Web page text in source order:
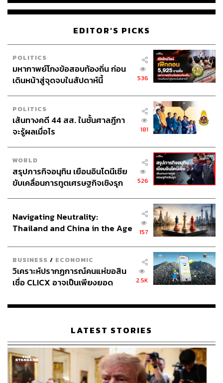
EDITOR'S PICKS
POLITICS
มหากาพย์โกงข้อสอบท้องถิ่น ก่อน
เดินหน้าสู่จุดจบในสัปดาห์นี้
536
POLITICS
เส้นทางคดี 44 สส. ในชั้นศาลฎีกา
จะรู้ผลเมื่อไร
181
WORLD
สรุปภารกิจอนุทิน เยือนอินโดนีเซีย
ขับเคลื่อนการทูตเศรษฐกิจเชิงรุก
526
Navigating Neutrality:
Thailand and China in the Age
157
BUSINESS / ECONOMIC
วิเคราะห์ปรากฏการณ์คนแห่ขอสิน
เชื่อ CLICX อาจเป็นเพียงยอด
เรือนไทยที่ถูกซุกไว้
2.5K
LATEST STORIES